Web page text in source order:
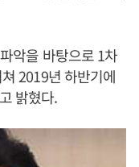
악을 바탕으로 1차
2019년 하반기에
밝혔다.